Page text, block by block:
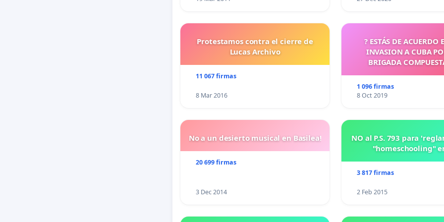
Protestamos contra el cierre de
Lucas Archivo
11 067 firmas
8 Mar 2016
? ESTÁS DE ACUERDO
INVASION A CUBA
BRIGADA
1 096 firmas
8 Oct 2019
No a un desierto musical en Basilea!
20 699 firmas
3 Dec 2014
NO al P.S. 793 para
"homeschooling"
3 817 firmas
2 Feb 2015